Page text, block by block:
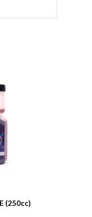
(250cc)